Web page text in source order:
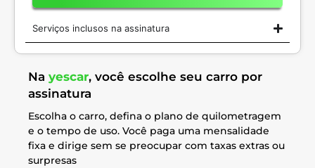
Serviços inclusos na assinatura
Na yescar, você escolhe seu carro por
assinatura
Escolha o carro, defina o plano de quilometragem
e o tempo de uso. Você paga uma mensalidade
fixa e dirige sem se preocupar com taxas extras ou
surpresas